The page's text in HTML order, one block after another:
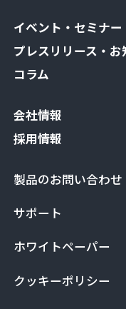
イベント・セミナー
プレスリリース・お
コラム
会社情報
採用情報
製品のお問い合わせ
サポート
ホワイトペーパー
クッキーポリシー